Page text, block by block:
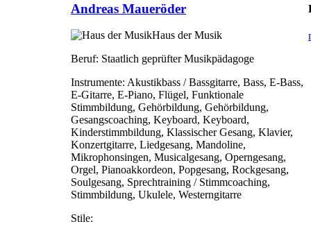
Andreas Maueröder
Haus der Musik
Beruf: Staatlich geprüfter Musikpädagoge
Instrumente: Akustikbass / Bassgitarre, Bass, E-Bass,
E-Gitarre, E-Piano, Flügel, Funktionale
Stimmbildung, Gehörbildung, Gehörbildung,
Gesangscoaching, Keyboard, Keyboard,
Kinderstimmbildung, Klassischer Gesang, Klavier,
Konzertgitarre, Liedgesang, Mandoline,
Mikrophonsingen, Musicalgesang, Operngesang,
Orgel, Pianoakkordeon, Popgesang, Rockgesang,
Soulgesang, Sprechtraining / Stimmcoaching,
Stimmbildung, Ukulele, Westerngitarre
Stile: